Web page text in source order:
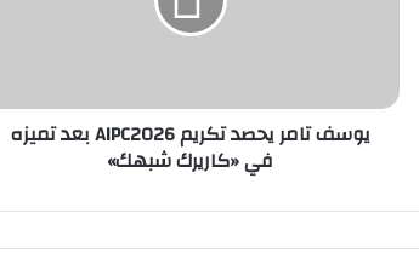
«كاريرك
شبهك»
يوسف تامر يحصد تكريم AIPC2026 بعد تميزه
في «كاريرك شبهك»